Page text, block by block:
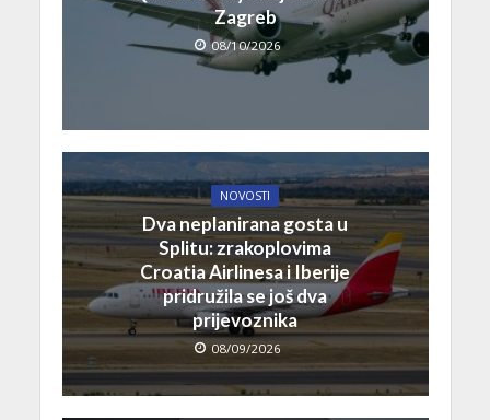
Zagreb
08/10/2026
NOVOSTI
Dva neplanirana gosta u
Splitu: zrakoplovima
Croatia Airlinesa i Iberije
pridružila se još dva
prijevoznika
08/09/2026